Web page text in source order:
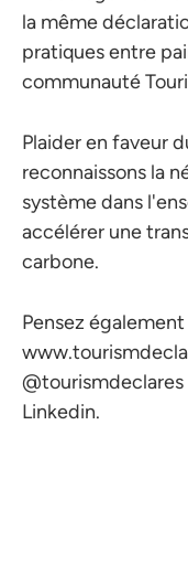
la même
pratiques entre
communauté
Plaider en faveur
reconnaissons la
système dans
accélérer une
carbone.
Pensez
Linkedin.